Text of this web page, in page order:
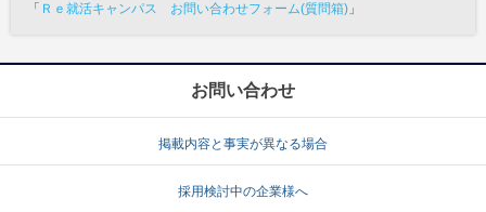
「 Ｒｅ就活キャンパス お問い合わせフォーム(質問箱) 」
お問い合わせ
掲載内容と事実が異なる場合
採用検討中の企業様へ